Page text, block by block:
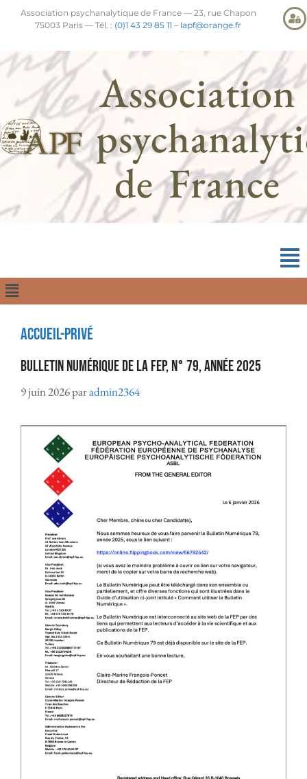
Association psychanalytique de France — 23, rue Chapon
75003 Paris — Tél. : (0)1 43 29 85 11 – lapf@orange.fr
Association
de France
accueil-privé
Bulletin numérique de la FEP, n° 79, année 2025
9 juin 2026paradmin2364